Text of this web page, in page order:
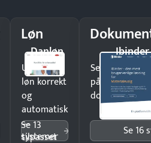
Løn
Danløn
Udbetal
løn korrekt
og
automatisk
—
tilpasset
Se 13
systemer
Ibinder
Send
på minutter
dokumenter.
Se 16